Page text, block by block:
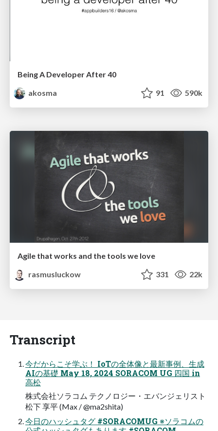
Being A Developer After 40
akosma
91 590k
Agile that works and the tools we love
rasmusluckow
331 22k
Transcript
今だからこそ学ぶ！ IoTの全体像と最新事例、生成
AIの基礎 May 18, 2024 SORACOM UG 四国 in
高松
株式会社ソラコム テクノロジー・エバンジェリスト
松下 享平 (Max / @ma2shita)
今日のハッシュタグ #SORACOMUG ※ソラコムの